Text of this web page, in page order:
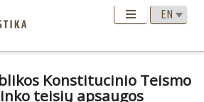
Konstitucinio Teismo
teisių apsaugos